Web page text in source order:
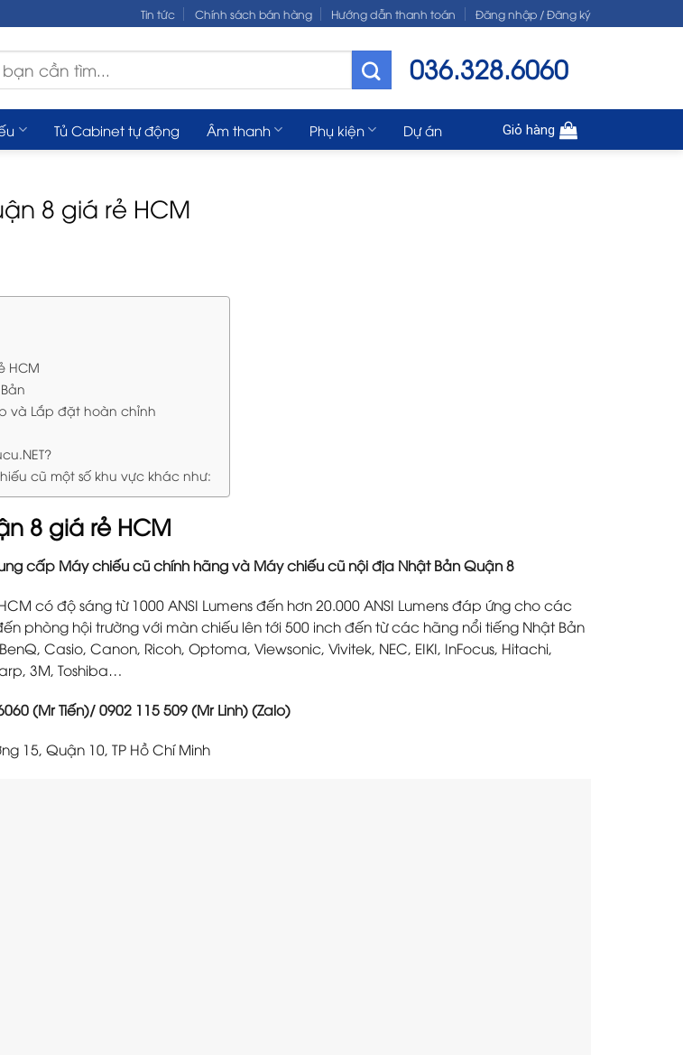
Tin tức Chính sách bán hàng Hướng dẫn thanh toán Đăng nhập / Đăng ký
036.328.6060
Tủ Cabinet tự động Âm thanh Phụ kiện Dự án Giỏ hàng
8 giá rẻ HCM
HCM
và Lắp đặt hoàn chỉnh
cũ một số khu vực khác như:
8 giá rẻ HCM
cấp Máy chiếu cũ chính hãng và Máy chiếu cũ nội địa Nhật Bản Quận 8
có độ sáng từ 1000 ANSI Lumens đến hơn 20.000 ANSI Lumens đáp ứng cho các
phòng hội trường với màn chiếu lên tới 500 inch đến từ các hãng nổi tiếng Nhật Bản
Casio, Canon, Ricoh, Optoma, Viewsonic, Vivitek, NEC, EIKI, InFocus, Hitachi,
3M, Toshiba…
(Mr Tiến)/ 0902 115 509 (Mr Linh) (Zalo)
15, Quận 10, TP Hồ Chí Minh